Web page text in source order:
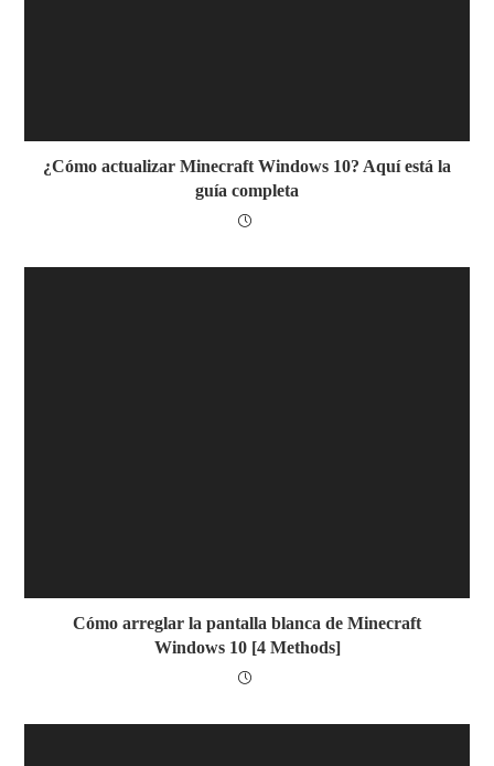
¿Cómo actualizar Minecraft Windows 10? Aquí está la
guía completa
Cómo arreglar la pantalla blanca de Minecraft
Windows 10 [4 Methods]